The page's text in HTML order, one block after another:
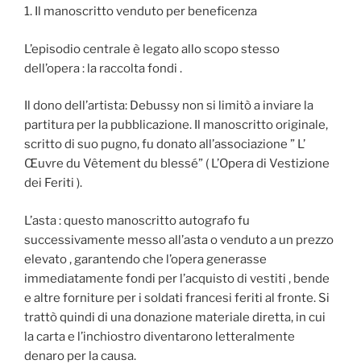
1. Il manoscritto venduto per beneficenza
L’episodio centrale è legato allo scopo stesso
dell’opera : la raccolta fondi .
Il dono dell’artista: Debussy non si limitò a inviare la
partitura per la pubblicazione. Il manoscritto originale,
scritto di suo pugno, fu donato all’associazione ” L’
Œuvre du Vêtement du blessé” ( L’Opera di Vestizione
dei Feriti ).
L’asta : questo manoscritto autografo fu
successivamente messo all’asta o venduto a un prezzo
elevato , garantendo che l’opera generasse
immediatamente fondi per l’acquisto di vestiti , bende
e altre forniture per i soldati francesi feriti al fronte. Si
trattò quindi di una donazione materiale diretta, in cui
la carta e l’inchiostro diventarono letteralmente
denaro per la causa.